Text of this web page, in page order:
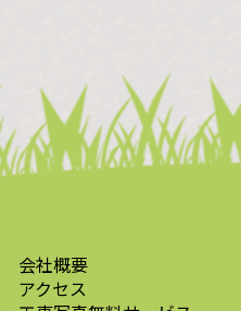
会社概要
アクセス